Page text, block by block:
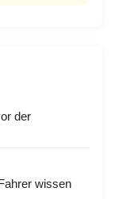
der
wissen